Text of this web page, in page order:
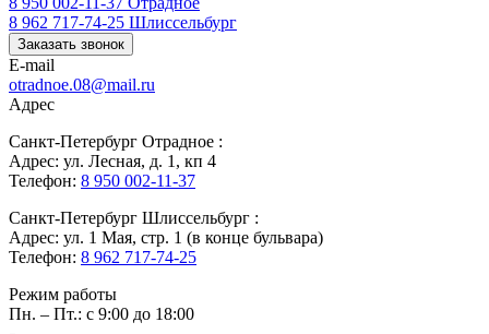
8 962 717-74-25 Шлиссельбург
Заказать звонок
E-mail
otradnoe.08@mail.ru
Адрес
Санкт-Петербург Отрадное :
Адрес: ул. Лесная, д. 1, кп 4
Телефон: 8 950 002-11-37
Санкт-Петербург Шлиссельбург :
Адрес: ул. 1 Мая, стр. 1 (в конце бульвара)
Телефон: 8 962 717-74-25
Режим работы
Пн. – Пт.: с 9:00 до 18:00